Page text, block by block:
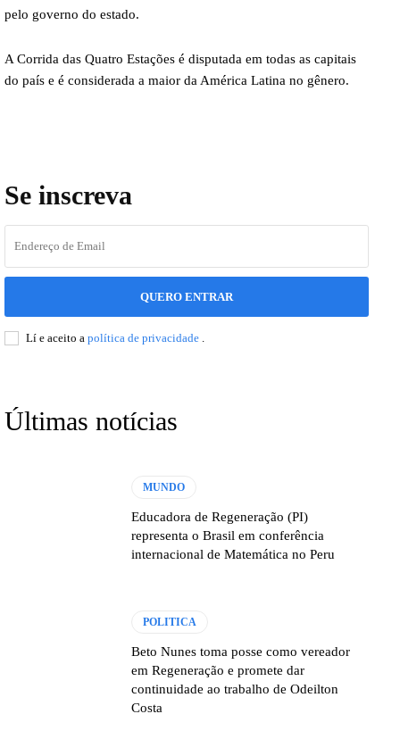
pelo governo do estado.
A Corrida das Quatro Estações é disputada em todas as capitais
do país e é considerada a maior da América Latina no gênero.
Se inscreva
QUERO ENTRAR
Lí e aceito a política de privacidade .
Últimas notícias
MUNDO
Educadora de Regeneração (PI)
representa o Brasil em conferência
internacional de Matemática no Peru
POLITICA
Beto Nunes toma posse como vereador
em Regeneração e promete dar
continuidade ao trabalho de Odeilton
Costa